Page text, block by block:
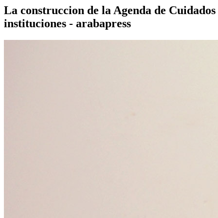
La construccion de la Agenda de
instituciones - arabapress